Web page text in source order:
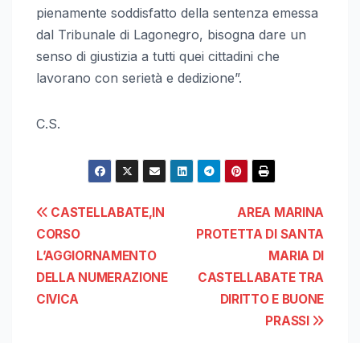
pienamente soddisfatto della sentenza emessa
dal Tribunale di Lagonegro, bisogna dare un
senso di giustizia a tutti quei cittadini che
lavorano con serietà e dedizione”.
C.S.
Navigazione
articoli
AREA MARINA
PROTETTA DI SANTA
MARIA DI
CASTELLABATE TRA
DIRITTO E BUONE
PRASSI
CASTELLABATE,IN
CORSO
L’AGGIORNAMENTO
DELLA NUMERAZIONE
CIVICA